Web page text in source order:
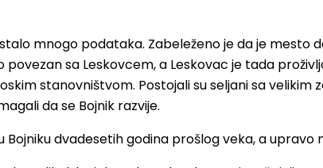
mnogo podataka. Zabeleženo je da je
sa Leskovcem, a Leskovac je tada
stanovništvom. Postojali su seljani sa velikim
da se Bojnik razvije.
dvadesetih godina prošlog veka, a